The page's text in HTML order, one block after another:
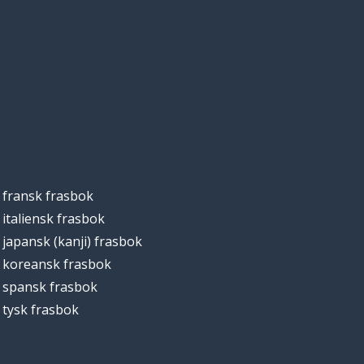
fransk frasbok
italiensk frasbok
japansk (kanji) frasbok
koreansk frasbok
spansk frasbok
tysk frasbok